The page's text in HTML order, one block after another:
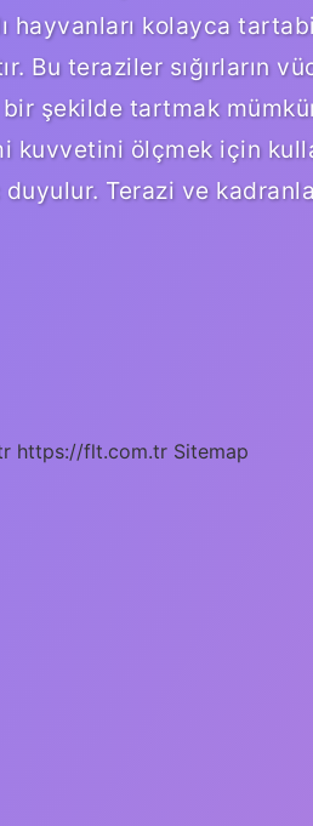
hayvanları kolayca
Bu teraziler sığırların
bir şekilde tartmak
kuvvetini ölçmek için
Terazi ve
https://flt.com.tr Sitemap